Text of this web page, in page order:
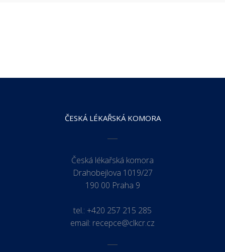
ČESKÁ LÉKAŘSKÁ KOMORA
Česká lékařská komora
Drahobejlova 1019/27
190 00 Praha 9
tel.: +420 257 215 285
email: recepce@clkcr.cz